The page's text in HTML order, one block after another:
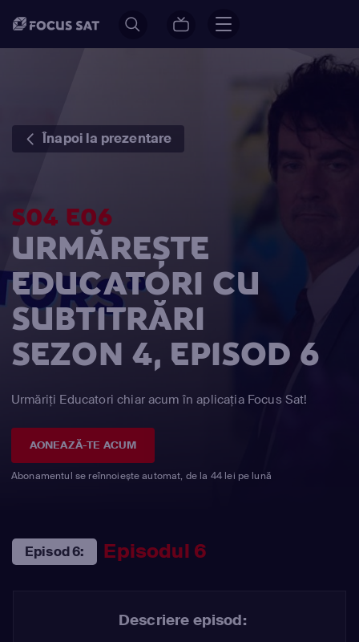
Înapoi la prezentare
S04 E06
URMĂREȘTE
EDUCATORI CU
SUBTITRĂRI
SEZON 4, EPISOD 6
Urmăriți Educatori chiar acum în aplicația Focus Sat!
AONEAZĂ-TE ACUM
Abonamentul se reînnoiește automat, de la 44 lei pe lună
Episod 6: Episodul 6
Descriere episod: